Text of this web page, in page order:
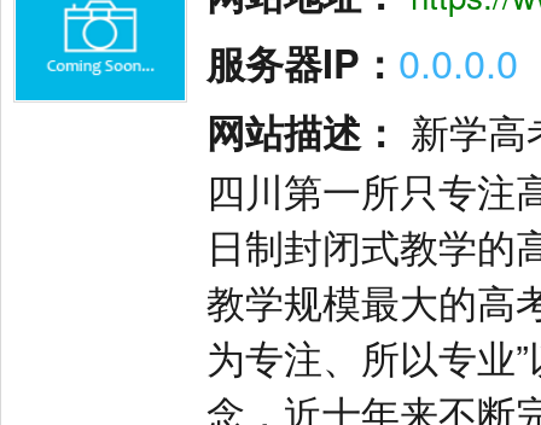
服务器IP： 0.0.0.0
网站描述： 新学高
四川第一所只专注
日制封闭式教学的
教学规模最大的高
为专注、所以专业
念，近十年来不断